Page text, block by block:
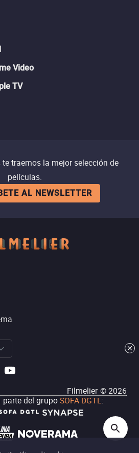
Video
TV
traemos la mejor selección de
películas.
AL NEWSLETTER
Filmelier ©2026
del grupoSOFA DGTL: